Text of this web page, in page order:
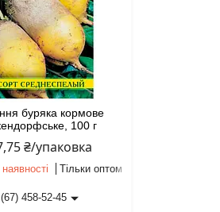
буряка кормове
100 г
₴/упаковка
Тільки оптом
458-52-45